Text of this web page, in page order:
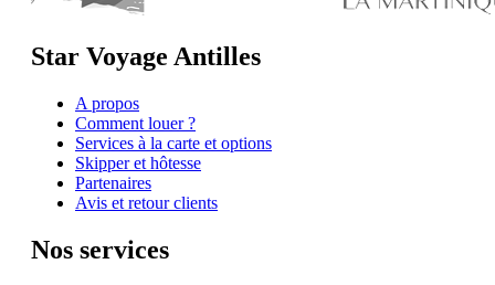
Star Voyage Antilles
A propos
Comment louer ?
Services à la carte et options
Skipper et hôtesse
Partenaires
Avis et retour clients
Nos services